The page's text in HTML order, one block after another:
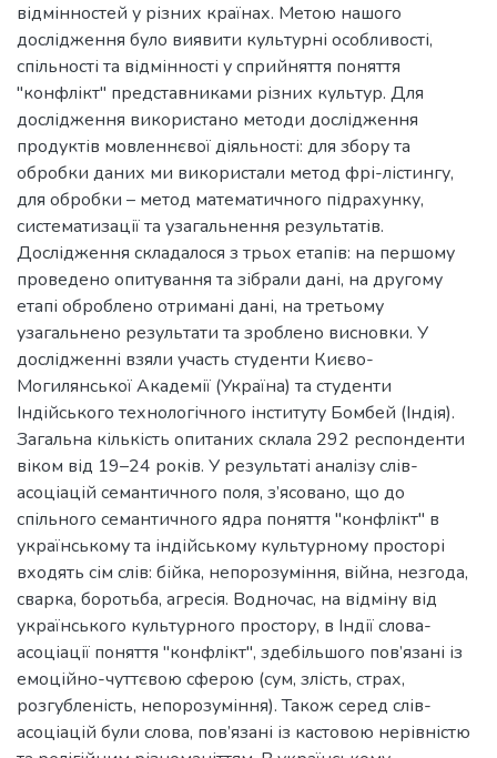
відмінностей у різних країнах. Метою нашого
дослідження було виявити культурні особливості,
спільності та відмінності у сприйняття поняття
"конфлікт" представниками різних культур. Для
дослідження використано методи дослідження
продуктів мовленнєвої діяльності: для збору та
обробки даних ми використали метод фрі-лістингу,
для обробки – метод математичного підрахунку,
систематизації та узагальнення результатів.
Дослідження складалося з трьох етапів: на першому
проведено опитування та зібрали дані, на другому
етапі оброблено отримані дані, на третьому
узагальнено результати та зроблено висновки. У
дослідженні взяли участь студенти Києво-
Могилянської Академії (Україна) та студенти
Індійського технологічного інституту Бомбей (Індія).
Загальна кількість опитаних склала 292 респонденти
віком від 19–24 років. У результаті аналізу слів-
асоціацій семантичного поля, з’ясовано, що до
спільного семантичного ядра поняття "конфлікт" в
українському та індійському культурному просторі
входять сім слів: бійка, непорозуміння, війна, незгода,
сварка, боротьба, агресія. Водночас, на відміну від
українського культурного простору, в Індії слова-
асоціації поняття "конфлікт", здебільшого пов’язані із
емоційно-чуттєвою сферою (сум, злість, страх,
розгубленість, непорозуміння). Також серед слів-
асоціацій були слова, пов’язані із кастовою нерівністю